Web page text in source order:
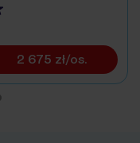
2 675 zł/os.